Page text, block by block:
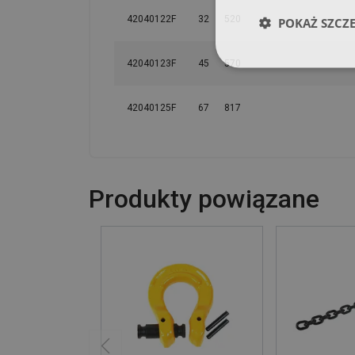
42040122F 32
42040123F 45 570
42040125F 67 817
Produkty powiązane
POKAŻ